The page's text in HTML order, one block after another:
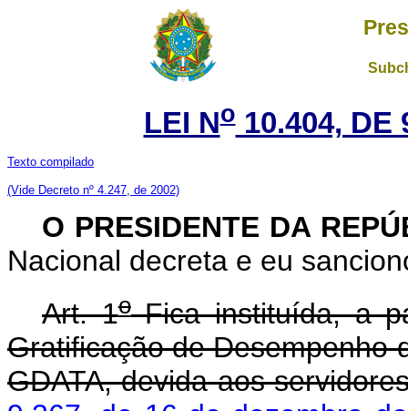
LEI No10.404, DE
Texto compilado
(Vide Decreto nº 4.247, de 2002)
O PRESIDENTE DA
Nacional decreta e eu
Art. 1oFica instituída, a
Gratificação de Desempenho
GDATA, devida aos